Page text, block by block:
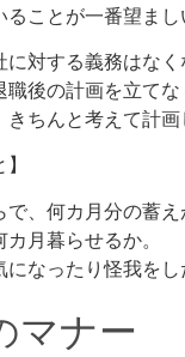
ことが一番望ま
対する義務はな
後の計画を立てな
ちんと考えて計
、何カ月分の蓄え
月暮らせるか。
なったり怪我をし
マナー